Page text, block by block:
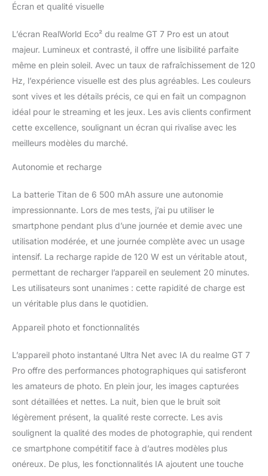
Écran et qualité visuelle
L’écran RealWorld Eco² du realme GT 7 Pro est un atout
majeur. Lumineux et contrasté, il offre une lisibilité parfaite
même en plein soleil. Avec un taux de rafraîchissement de 120
Hz, l’expérience visuelle est des plus agréables. Les couleurs
sont vives et les détails précis, ce qui en fait un compagnon
idéal pour le streaming et les jeux. Les avis clients confirment
cette excellence, soulignant un écran qui rivalise avec les
meilleurs modèles du marché.
Autonomie et recharge
La batterie Titan de 6 500 mAh assure une autonomie
impressionnante. Lors de mes tests, j’ai pu utiliser le
smartphone pendant plus d’une journée et demie avec une
utilisation modérée, et une journée complète avec un usage
intensif. La recharge rapide de 120 W est un véritable atout,
permettant de recharger l’appareil en seulement 20 minutes.
Les utilisateurs sont unanimes : cette rapidité de charge est
un véritable plus dans le quotidien.
Appareil photo et fonctionnalités
L’appareil photo instantané Ultra Net avec IA du realme GT 7
Pro offre des performances photographiques qui satisferont
les amateurs de photo. En plein jour, les images capturées
sont détaillées et nettes. La nuit, bien que le bruit soit
légèrement présent, la qualité reste correcte. Les avis
soulignent la qualité des modes de photographie, qui rendent
ce smartphone compétitif face à d’autres modèles plus
onéreux. De plus, les fonctionnalités IA ajoutent une touche